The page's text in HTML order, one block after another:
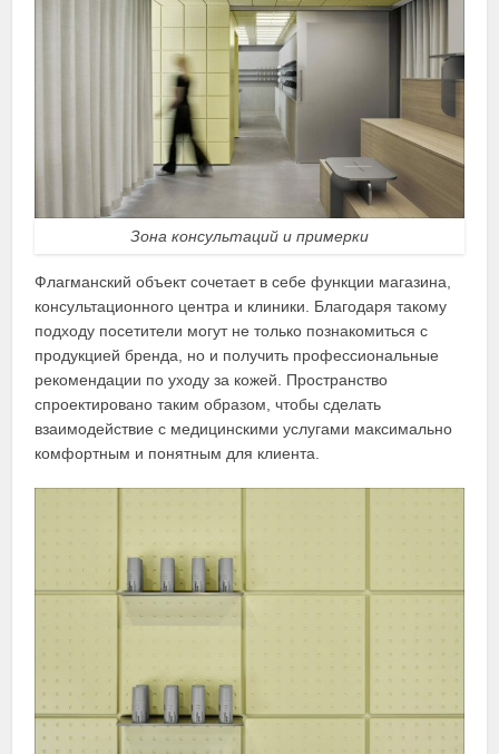
Зона консультаций и примерки
Флагманский объект сочетает в себе функции магазина,
консультационного центра и клиники. Благодаря такому
подходу посетители могут не только познакомиться с
продукцией бренда, но и получить профессиональные
рекомендации по уходу за кожей. Пространство
спроектировано таким образом, чтобы сделать
взаимодействие с медицинскими услугами максимально
комфортным и понятным для клиента.